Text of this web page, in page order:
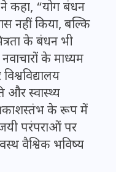
ने कहा, “योग बंधन
नहीं किया, बल्कि
के बंधन भी
के माध्यम
और स्वास्थ्य
के रूप में
परंपराओं पर
वैश्विक भविष्य